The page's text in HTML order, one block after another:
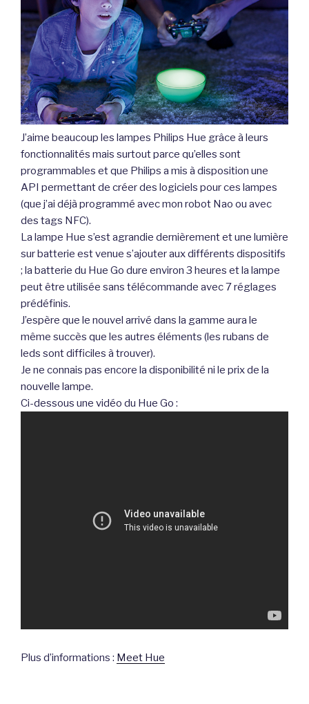
J’aime beaucoup les lampes Philips Hue grâce à leurs
fonctionnalités mais surtout parce qu’elles sont
programmables et que Philips a mis à disposition une
API permettant de créer des logiciels pour ces lampes
(que j’ai déjà programmé avec mon robot Nao ou avec
des tags NFC).
La lampe Hue s’est agrandie dernièrement et une lumière
sur batterie est venue s’ajouter aux différents dispositifs
; la batterie du Hue Go dure environ 3 heures et la lampe
peut être utilisée sans télécommande avec 7 réglages
prédéfinis.
J’espère que le nouvel arrivé dans la gamme aura le
même succès que les autres éléments (les rubans de
leds sont difficiles à trouver).
Je ne connais pas encore la disponibilité ni le prix de la
nouvelle lampe.
Ci-dessous une vidéo du Hue Go :
Plus d’informations : Meet Hue